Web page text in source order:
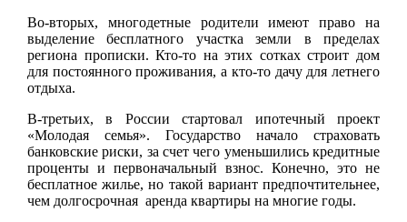
Во-вторых, многодетные родители имеют право на
выделение бесплатного участка земли в пределах
региона прописки. Кто-то на этих сотках строит дом
для постоянного проживания, а кто-то дачу для летнего
отдыха.
В-третьих, в России стартовал ипотечный проект
«Молодая семья». Государство начало страховать
банковские риски, за счет чего уменьшились кредитные
проценты и первоначальный взнос. Конечно, это не
бесплатное жилье, но такой вариант предпочтительнее,
чем долгосрочная аренда квартиры на многие годы.